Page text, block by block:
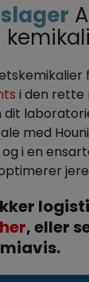
i den
dit
med
i en
her, eller